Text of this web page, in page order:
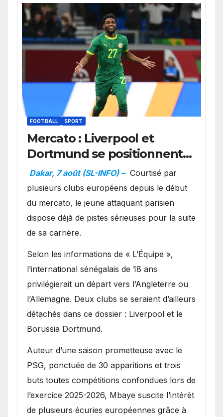
FOOTBALL SPORT
Mercato : Liverpool et
Dortmund se positionnent
en favoris pour recruter
Ibrahim Mbaye
Dakar, 7 août (SL-INFO) – Courtisé par
plusieurs clubs européens depuis le début
du mercato, le jeune attaquant parisien
dispose déjà de pistes sérieuses pour la suite
de sa carrière.
Selon les informations de « L’Équipe »,
l’international sénégalais de 18 ans
privilégierait un départ vers l’Angleterre ou
l’Allemagne. Deux clubs se seraient d’ailleurs
détachés dans ce dossier : Liverpool et le
Borussia Dortmund.
Auteur d’une saison prometteuse avec le
PSG, ponctuée de 30 apparitions et trois
buts toutes compétitions confondues lors de
l’exercice 2025-2026, Mbaye suscite l’intérêt
de plusieurs écuries européennes grâce à